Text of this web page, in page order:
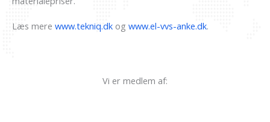
Læs mere www.tekniq.dk og www.el-vvs-anke.dk.
Vi er medlem af: